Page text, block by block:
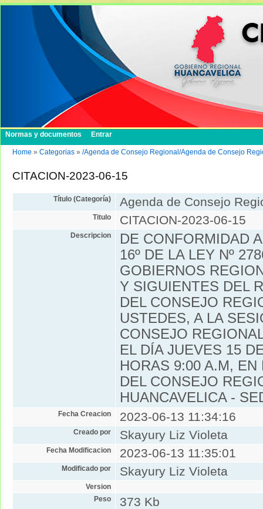
Normas y documentos Entrar
Home » Categorias » /Agenda de Consejo Regional/Agenda de Consejo
CITACION-2023-06-15
Título (Categoría) Agenda de Consejo
Titulo CITACION-2023-06-15
Descripcion
DE CONFORMIDAD
16º DE LA LEY Nº
GOBIERNOS
Y SIGUIENTES DEL
DEL CONSEJO
USTEDES, A LA
CONSEJO
EL DÍA JUEVES 15
HORAS 9:00 A.M,
DEL CONSEJO
HUANCAVELICA -
Fecha Creacion 2023-06-13 11:34:16
Creado por Skayury Liz Violeta
Fecha Modificacion 2023-06-13 11:35:01
Modificado por Skayury Liz Violeta
Version
Peso
373 Kb